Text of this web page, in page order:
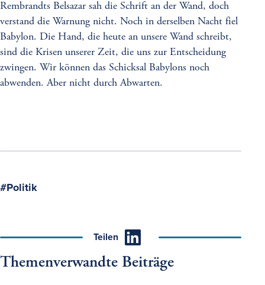
Rembrandts Belsazar sah die Schrift an der Wand, doch
verstand die Warnung nicht. Noch in derselben Nacht fiel
Babylon. Die Hand, die heute an unsere Wand schreibt,
sind die Krisen unserer Zeit, die uns zur Entscheidung
zwingen. Wir können das Schicksal Babylons noch
abwenden. Aber nicht durch Abwarten.
Politik
Teilen
Themenverwandte Beiträge